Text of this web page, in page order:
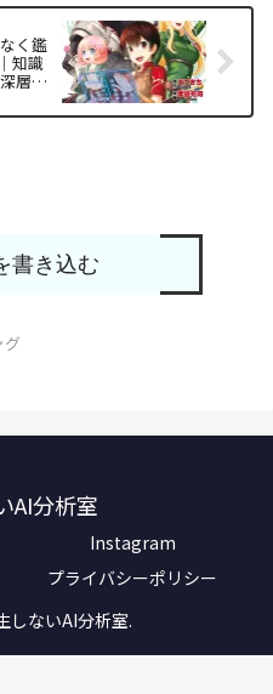
く鑑
知識
層解
書き込む
グ
AI分析室
Instagram
プライバシーポリシー
ないAI分析室.